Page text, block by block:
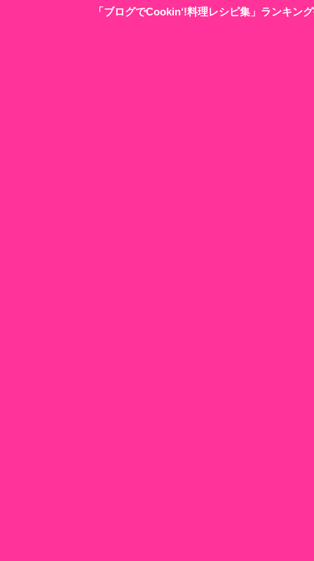
「ブログでCookin‘!料理レシピ集」ランキン